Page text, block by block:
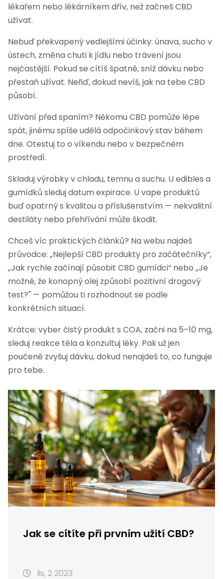
lékařem nebo lékárníkem dřív, než začneš CBD
užívat.
Nebuď překvapený vedlejšími účinky: únava, sucho v
ústech, změna chuti k jídlu nebo trávení jsou
nejčastější. Pokud se cítíš špatně, sníž dávku nebo
přestaň užívat. Neřiď, dokud nevíš, jak na tebe CBD
působí.
Užívání před spaním? Někomu CBD pomůže lépe
spát, jinému spíše udělá odpočinkový stav během
dne. Otestuj to o víkendu nebo v bezpečném
prostředí.
Skladuj výrobky v chladu, temnu a suchu. U edibles a
gumídků sleduj datum expirace. U vape produktů
buď opatrný s kvalitou a příslušenstvím — nekvalitní
destiláty nebo přehřívání může škodit.
Chceš víc praktických článků? Na webu najdeš
průvodce: „Nejlepší CBD produkty pro začátečníky“,
„Jak rychle začínají působit CBD gumídci“ nebo „Je
možné, že konopný olej způsobí pozitivní drogový
test?" — pomůžou ti rozhodnout se podle
konkrétních situací.
Krátce: vyber čistý produkt s COA, začni na 5–10 mg,
sleduj reakce těla a konzultuj léky. Pak už jen
poučeně zvyšuj dávku, dokud nenajdeš to, co funguje
pro tebe.
Jak se cítíte při prvním užití CBD?
lis, 2 2023